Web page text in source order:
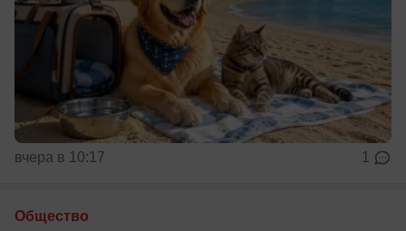
вчера в 10:17 1
Общество